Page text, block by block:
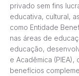
privado sem fins
educativa, cultural,
como Entidade
nas áreas de
educação,
e Acadêmica
benefícios